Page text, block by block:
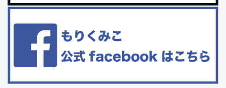
白髪・美容・免疫力、現代人に足りないのは海藻！
リーブオイルorごま油をたらす。&n...